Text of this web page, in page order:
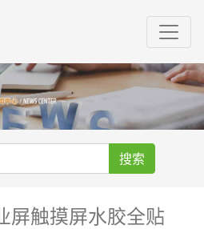
搜索
屏触摸屏水胶全贴